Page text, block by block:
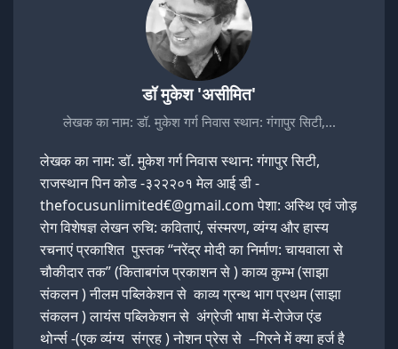
डॉ मुकेश 'असीमित'
लेखक का नाम: डॉ. मुकेश गर्ग निवास स्थान: गंगापुर सिटी,…
लेखक का नाम: डॉ. मुकेश गर्ग निवास स्थान: गंगापुर सिटी,
राजस्थान पिन कोड -३२२२०१ मेल आई डी -
thefocusunlimited€@gmail.com पेशा: अस्थि एवं जोड़
रोग विशेषज्ञ लेखन रुचि: कविताएं, संस्मरण, व्यंग्य और हास्य
रचनाएं प्रकाशित पुस्तक “नरेंद्र मोदी का निर्माण: चायवाला से
चौकीदार तक” (किताबगंज प्रकाशन से ) काव्य कुम्भ (साझा
संकलन ) नीलम पब्लिकेशन से काव्य ग्रन्थ भाग प्रथम (साझा
संकलन ) लायंस पब्लिकेशन से अंग्रेजी भाषा में-रोजेज एंड
थोर्न्स -(एक व्यंग्य संग्रह ) नोशन प्रेस से –गिरने में क्या हर्ज है